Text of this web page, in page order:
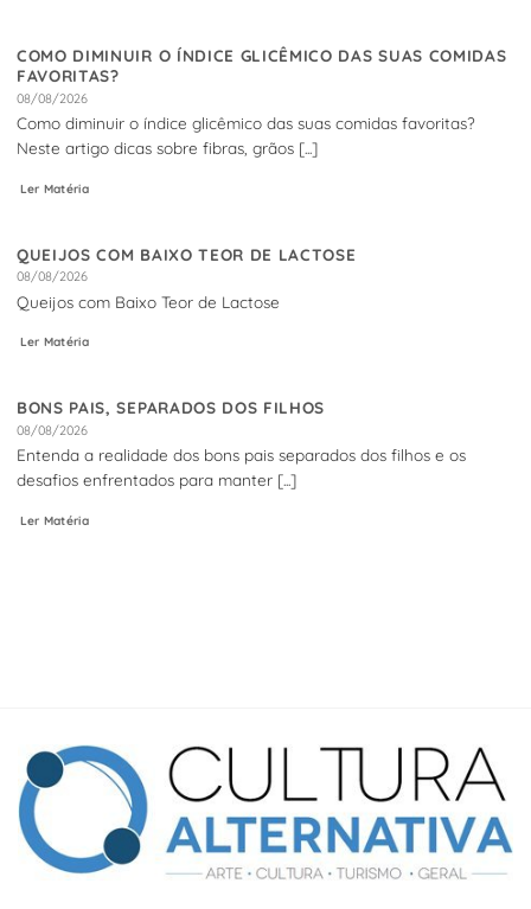
COMO DIMINUIR O ÍNDICE GLICÊMICO DAS SUAS COMIDAS
FAVORITAS?
08/08/2026
Como diminuir o índice glicêmico das suas comidas favoritas?
Neste artigo dicas sobre fibras, grãos [...]
Ler Matéria
QUEIJOS COM BAIXO TEOR DE LACTOSE
08/08/2026
Queijos com Baixo Teor de Lactose
Ler Matéria
BONS PAIS, SEPARADOS DOS FILHOS
08/08/2026
Entenda a realidade dos bons pais separados dos filhos e os
desafios enfrentados para manter [...]
Ler Matéria